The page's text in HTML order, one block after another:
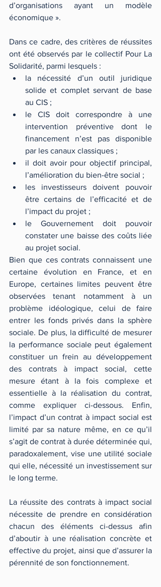
d’organisations ayant un modèle
économique ».
Dans ce cadre, des critères de réussites
ont été observés par le collectif Pour La
Solidarité, parmi lesquels :
la nécessité d’un outil juridique
solide et complet servant de base
au CIS ;
le CIS doit correspondre à une
intervention préventive dont le
financement n’est pas disponible
par les canaux classiques ;
il doit avoir pour objectif principal,
l’amélioration du bien-être social ;
les investisseurs doivent pouvoir
être certains de l’efficacité et de
l’impact du projet ;
le Gouvernement doit pouvoir
constater une baisse des coûts liée
au projet social.
Bien que ces contrats connaissent une
certaine évolution en France, et en
Europe, certaines limites peuvent être
observées tenant notamment à un
problème idéologique, celui de faire
entrer les fonds privés dans la sphère
sociale. De plus, la difficulté de mesurer
la performance sociale peut également
constituer un frein au développement
des contrats à impact social, cette
mesure étant à la fois complexe et
essentielle à la réalisation du contrat,
comme expliquer ci-dessous. Enfin,
l’impact d’un contrat à impact social est
limité par sa nature même, en ce qu’il
s’agit de contrat à durée déterminée qui,
paradoxalement, vise une utilité sociale
qui elle, nécessité un investissement sur
le long terme.
La réussite des contrats à impact social
nécessite de prendre en considération
chacun des éléments ci-dessus afin
d’aboutir à une réalisation concrète et
effective du projet, ainsi que d’assurer la
pérennité de son fonctionnement.